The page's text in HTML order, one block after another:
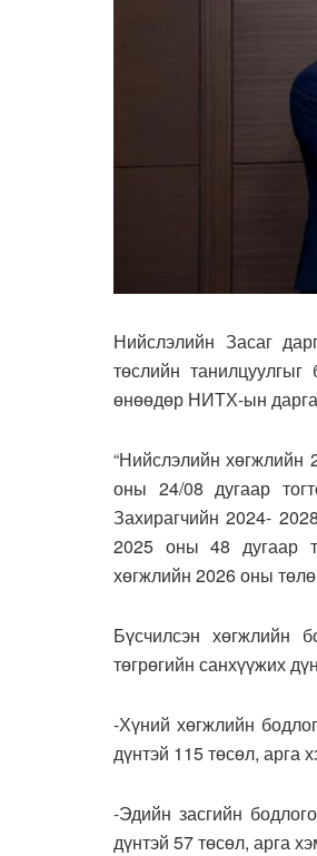
Нийслэлийн Засаг
төслийн
өнөөдөр НИТХ-ын
“Нийслэлийн хөгжлийн
оны 24/08 дугаар
Захирагчийн 2024-
2025 оны 48 дугаар
хөгжлийн 2026 оны
Бүсчилсэн хөгжлийн
төгрөгийн санхүүжих
-Хүний хөгжлийн
дүнтэй 115 төсөл, арга
-Эдийн засгийн
дүнтэй 57 төсөл, арга